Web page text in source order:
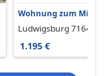
Wohnung zum Mieten
in Ludwigsburg 1.195
Ludwigsburg 71642
1.195 €